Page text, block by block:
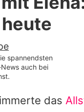
Familie & Liebe
spannendsten
auch bei
das